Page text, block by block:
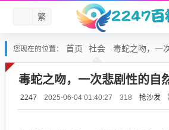
繁
您现在的位置： 首页 社会 毒蛇之吻，一
毒蛇之吻，一次悲剧性的自
2247 2025-06-04 01:40:27 318 抢沙发